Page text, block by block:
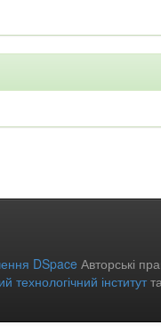
DSpace Авторські
технологічний інститут